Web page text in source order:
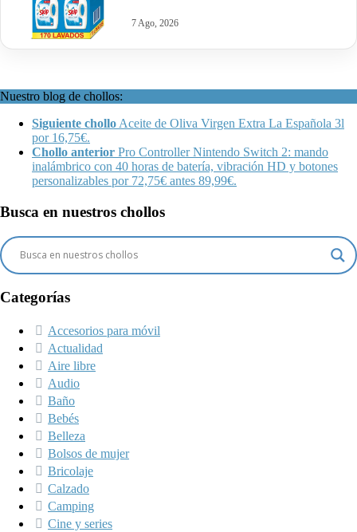
7 Ago, 2026
Nuestro blog de chollos:
Siguiente chollo Aceite de Oliva Virgen Extra La Española 3l
por 16,75€.
Chollo anterior Pro Controller Nintendo Switch 2: mando
inalámbrico con 40 horas de batería, vibración HD y botones
personalizables por 72,75€ antes 89,99€.
Busca en nuestros chollos
Categorías
Accesorios para móvil
Actualidad
Aire libre
Audio
Baño
Bebés
Belleza
Bolsos de mujer
Bricolaje
Calzado
Camping
Cine y series